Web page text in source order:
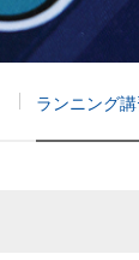
ランニング